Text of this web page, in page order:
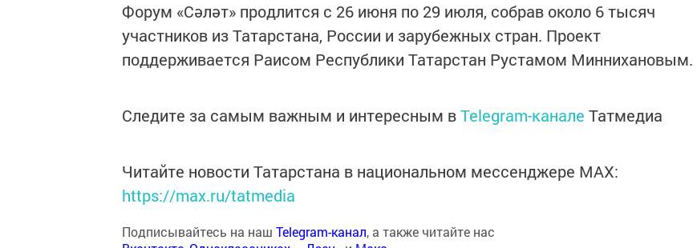
Форум «Сәләт» продлится с 26 июня по 29 июля, собрав около 6 тысяч
участников из Татарстана, России и зарубежных стран. Проект
поддерживается Раисом Республики Татарстан Рустамом Миннихановым.
Следите за самым важным и интересным вTelegram-канале Татмедиа
Читайте новости Татарстана в национальном мессенджере MАХ:
https://max.ru/tatmedia
Подписывайтесь на наш Telegram-канал, а также читайте нас